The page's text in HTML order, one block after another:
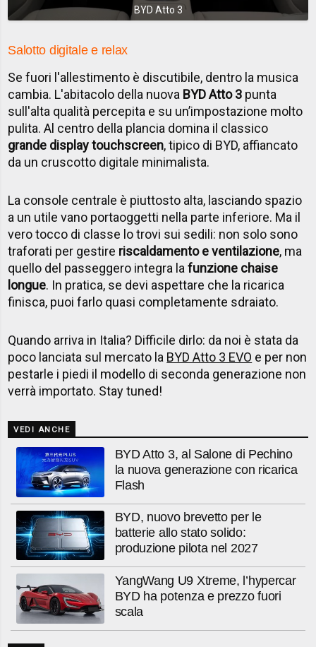
BYD Atto 3
Salotto digitale e relax
Se fuori l'allestimento è discutibile, dentro la musica
cambia. L'abitacolo della nuova BYD Atto 3 punta
sull'alta qualità percepita e su un’impostazione molto
pulita. Al centro della plancia domina il classico
grande display touchscreen, tipico di BYD, affiancato
da un cruscotto digitale minimalista.
La console centrale è piuttosto alta, lasciando spazio
a un utile vano portaoggetti nella parte inferiore. Ma il
vero tocco di classe lo trovi sui sedili: non solo sono
traforati per gestire riscaldamento e ventilazione, ma
quello del passeggero integra lafunzione chaise
longue. In pratica, se devi aspettare che la ricarica
finisca, puoi farlo quasi completamente sdraiato.
Quando arriva in Italia? Difficile dirlo: da noi è stata da
poco lanciata sul mercato la BYD Atto 3 EVO e per non
pestarle i piedi il modello di seconda generazione non
verrà importato. Stay tuned!
VEDI ANCHE
BYD Atto 3, al Salone di Pechino
la nuova generazione con ricarica
Flash
BYD, nuovo brevetto per le
batterie allo stato solido:
produzione pilota nel 2027
YangWang U9 Xtreme, l’hypercar
BYD ha potenza e prezzo fuori
scala